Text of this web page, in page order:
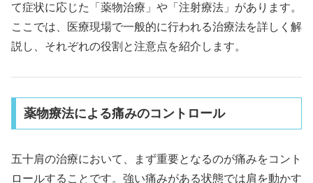
て症状に応じた「薬物治療」や「注射療法」があります。
ここでは、医療現場で一般的に行われる治療法を詳しく解
説し、それぞれの役割と注意点を紹介します。
薬物療法による痛みのコントロール
五十肩の治療において、まず重要となるのが痛みをコント
ロールすることです。強い痛みがある状態では肩を動かす